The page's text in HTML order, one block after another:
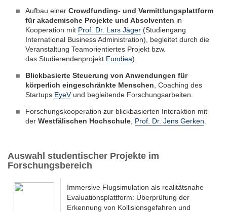
Aufbau einer Crowdfunding- und Vermittlungsplattform
für akademische Projekte und Absolventen in
Kooperation mit Prof. Dr. Lars Jäger (Studiengang
International Business Administration), begleitet durch die
Veranstaltung Teamorientiertes Projekt bzw.
das Studierendenprojekt Fundiea).
Blickbasierte Steuerung von Anwendungen für
körperlich eingeschränkte Menschen , Coaching des
Startups EyeVund begleitende Forschungsarbeiten.
Forschungskooperation zur blickbasierten Interaktion mit
der Westfälischen Hochschule Prof. Dr. Jens Gerken
Auswahl studentischer Projekte im
Forschungsbereich
Immersive Flugsimulation als realitätsnahe
Evaluationsplattform: Überprüfung der
Erkennung von Kollisionsgefahren und